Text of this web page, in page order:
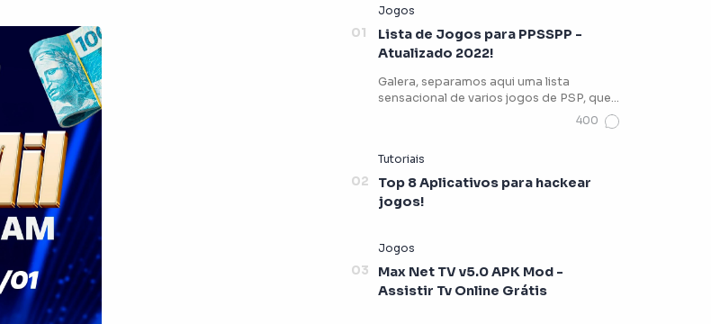
Lista de Jogos para PPSSPP -
Atualizado 2022!
Galera, separamos aqui uma lista
sensacional de varios jogos de PSP, que
Top 8 Aplicativos para hackear
jogos!
Max Net TV v5.0 APK Mod -
Assistir Tv Online Grátis